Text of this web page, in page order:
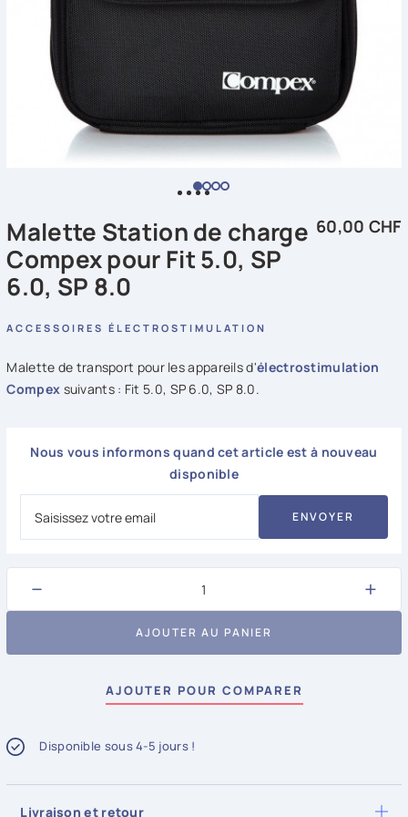
Malette Station de charge
Compex pour Fit 5.0, SP
6.0, SP 8.0
60,00 CHF
ACCESSOIRES ÉLECTROSTIMULATION
Malette de transport pour les appareils d'électrostimulation
Compex suivants : Fit 5.0, SP 6.0, SP 8.0.
Nous vous informons quand cet article est à nouveau
disponible
ENVOYER
− +
AJOUTER AU PANIER
AJOUTER POUR COMPARER
Disponible sous 4-5 jours !
Livraison et retour